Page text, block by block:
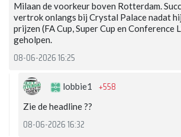
Milaan de voorkeur boven Rotterdam.
vertrok onlangs bij Crystal Palace nadat
prijzen (FA Cup, Super Cup en Conference
geholpen.
08-06-2026 16:25
lobbie1 +558
Zie de headline ??
08-06-2026 16:32